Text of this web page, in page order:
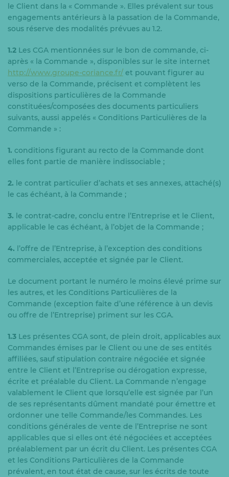
le Client dans la « Commande ». Elles prévalent sur tous
engagements antérieurs à la passation de la Commande,
sous réserve des modalités prévues au 1.2.
1.2 Les CGA mentionnées sur le bon de commande, ci-
après « la Commande », disponibles sur le site internet
http://www.groupe-coriance.fr/ et pouvant figurer au
verso de la Commande, précisent et complètent les
dispositions particulières de la Commande
constituées/composées des documents particuliers
suivants, aussi appelés « Conditions Particulières de la
Commande » :
1. conditions figurant au recto de la Commande dont
elles font partie de manière indissociable ;
2. le contrat particulier d’achats et ses annexes, attaché(s)
le cas échéant, à la Commande ;
3. le contrat-cadre, conclu entre l’Entreprise et le Client,
applicable le cas échéant, à l’objet de la Commande ;
4. l’offre de l’Entreprise, à l’exception des conditions
commerciales, acceptée et signée par le Client.
Le document portant le numéro le moins élevé prime sur
les autres, et les Conditions Particulières de la
Commande (exception faite d’une référence à un devis
ou offre de l’Entreprise) priment sur les CGA.
1.3 Les présentes CGA sont, de plein droit, applicables aux
Commandes émises par le Client ou une de ses entités
affiliées, sauf stipulation contraire négociée et signée
entre le Client et l’Entreprise ou dérogation expresse,
écrite et préalable du Client. La Commande n’engage
valablement le Client que lorsqu’elle est signée par l’un
de ses représentants dûment mandaté pour émettre et
ordonner une telle Commande/les Commandes. Les
conditions générales de vente de l’Entreprise ne sont
applicables que si elles ont été négociées et acceptées
préalablement par un écrit du Client. Les présentes CGA
et les Conditions Particulières de la Commande
prévalent, en tout état de cause, sur les écrits de toute